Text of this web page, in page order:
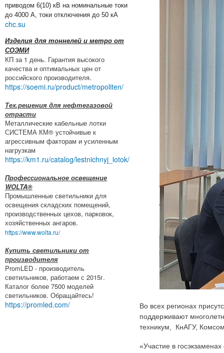
приводом 6(10) кВ на номинальные токи
до 4000 А, токи отключения до 50 кА
chc.su
Изделия для тоннелей и метро от
СОЭМИ
КП за 1 день. Гарантия высокого
качества и оптимальных цен от
российского производителя.
https://soemi.ru/product/metropoliten/
Тех.решения для нефтегазовой
отрасти
Металлические кабельные лотки
СИСТЕМА КМ® устойчивые к
агрессивным факторам и усиленным
нагрузкам
https://km1.ru/catalog/lestnichnyj_lotok/
Профессиональное освещение
WOLTA®
Промышленные светильники для
освещения складских помещений,
производственных цехов, парковок,
хозяйственных ангаров.
https://www.wolta.ru/
Купить светильники от
производителя
PromLED - производитель
светильников, работаем с 2015г.
Каталог более 7500 моделей
светильников. Обращайтесь!
https://promled.com/
Во всех регионах
поддерживают
техникум, КнАГУ,
«Участие в